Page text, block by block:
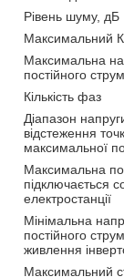
Рівень шуму, дБ
Максимальний
Максимальна
постійного
Кількість фаз
Діапазон
відстеження
максимальної
Максимальна
підключається
електростанції
Мінімальна
постійного
живлення
Максимальний